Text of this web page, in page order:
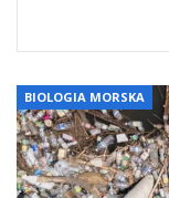
BIOLOGIA MORSKA